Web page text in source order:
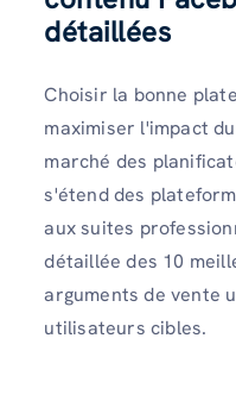
détaillées
Choisir la bonne
maximiser l'impact
marché des
s'étend des
aux suites
détaillée des 10
arguments de vente
utilisateurs cibles.